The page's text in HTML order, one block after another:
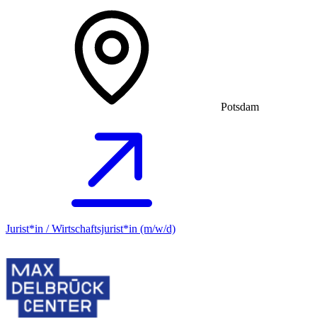
Potsdam
Jurist*in / Wirtschafts­jurist*in (m/w/d)